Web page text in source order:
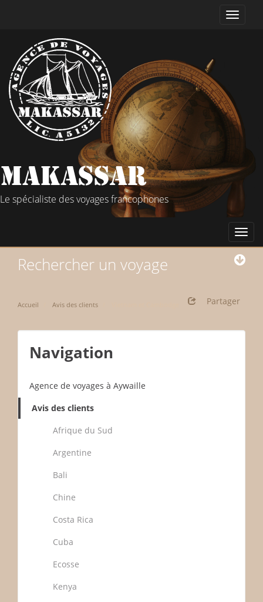
Le spécialiste des voyages francophones
Rechercher un voyage
Accueil Avis des clients Partager
Navigation
Agence de voyages à Aywaille
Avis des clients
Afrique du Sud
Argentine
Bali
Chine
Costa Rica
Cuba
Ecosse
Kenya